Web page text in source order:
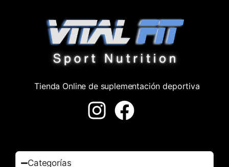
Tienda Online de suplementación deportiva
Categorías